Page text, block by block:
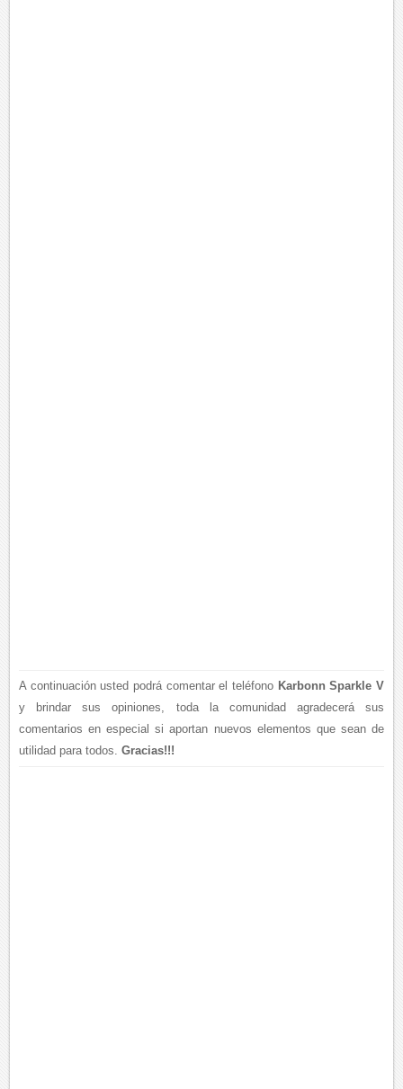
A continuación usted podrá comentar el teléfono Karbonn Sparkle V
y brindar sus opiniones, toda la comunidad agradecerá sus
comentarios en especial si aportan nuevos elementos que sean de
utilidad para todos.Gracias!!!